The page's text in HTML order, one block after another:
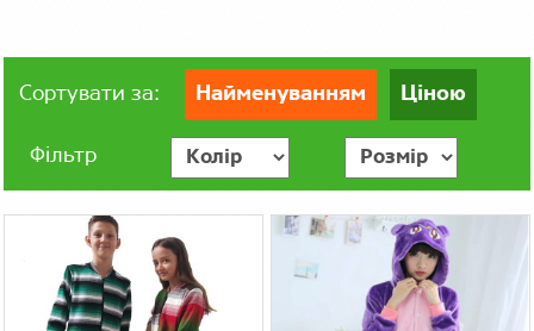
Сортувати за: Найменуванням Ціною
Фільтр